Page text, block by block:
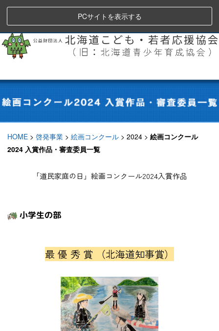
PCサイトを表示する
HOME > 啓発事業 > 絵画コンクール > 2024 > 絵画コンクール
2024 入賞作品・審査委員一覧
「道民家庭の日」絵画コンクール2024入賞作品
小学生の部
最 優 秀 賞 （北海道知事賞）